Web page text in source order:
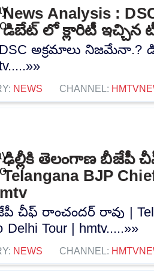
News Analysis :
డిబేట్ లో క్లారిటీ ఇచ్చిన
DSC అక్రమాలు నిజమేనా.?
NEWS CHANNEL:
ఢిల్లీకి తెలంగాణ బీజేపీ
Telangana BJP
చీఫ్ రాంచందర్ రావు |
Delhi Tour | hmtv.....»»
NEWS CHANNEL: